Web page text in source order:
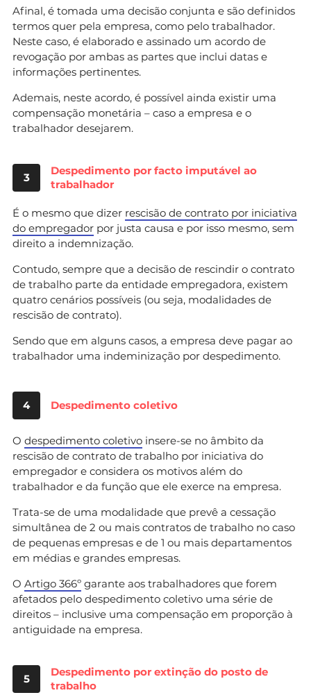
Afinal, é tomada uma decisão conjunta e são definidos
termos quer pela empresa, como pelo trabalhador.
Neste caso, é elaborado e assinado um acordo de
revogação por ambas as partes que inclui datas e
informações pertinentes.
Ademais, neste acordo, é possível ainda existir uma
compensação monetária – caso a empresa e o
trabalhador desejarem.
3
Despedimento por facto imputável ao
trabalhador
É o mesmo que dizer rescisão de contrato por iniciativa
do empregador por justa causa e por isso mesmo, sem
direito a indemnização.
Contudo, sempre que a decisão de rescindir o contrato
de trabalho parte da entidade empregadora, existem
quatro cenários possíveis (ou seja, modalidades de
rescisão de contrato).
Sendo que em alguns casos, a empresa deve pagar ao
trabalhador uma indeminização por despedimento.
4 Despedimento coletivo
O despedimento coletivo insere-se no âmbito da
rescisão de contrato de trabalho por iniciativa do
empregador e considera os motivos além do
trabalhador e da função que ele exerce na empresa.
Trata-se de uma modalidade que prevê a cessação
simultânea de 2 ou mais contratos de trabalho no caso
de pequenas empresas e de 1 ou mais departamentos
em médias e grandes empresas.
O Artigo 366º garante aos trabalhadores que forem
afetados pelo despedimento coletivo uma série de
direitos – inclusive uma compensação em proporção à
antiguidade na empresa.
5
Despedimento por extinção do posto de
trabalho